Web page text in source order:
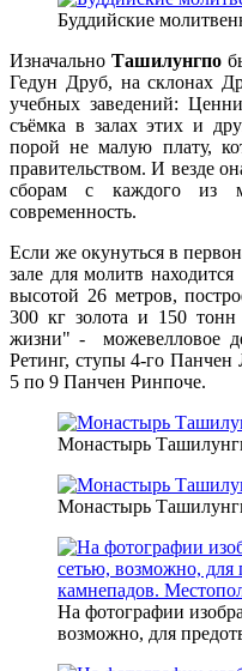
Буддийские
Изначально Ташилунгпо
Гедун Друб, на склонах
учебных заведений:
съёмка в залах этих и
порой не малую плату,
правительством. И везде
сборам с каждого из
современность.
Если же окунуться в
зале для молитв
высотой 26 метров,
300 кг золота и 150
жизни" - можевелловое
Ретинг, ступы 4-го
5 по 9 Панчен Ринпоче.
Монастырь
Монастырь
На фотографии
возможно, для